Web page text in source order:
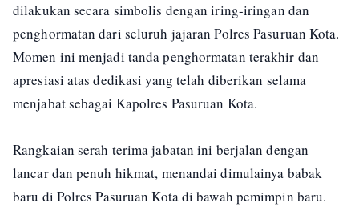
dilakukan secara simbolis dengan iring-iringan dan
penghormatan dari seluruh jajaran Polres Pasuruan Kota.
Momen ini menjadi tanda penghormatan terakhir dan
apresiasi atas dedikasi yang telah diberikan selama
menjabat sebagai Kapolres Pasuruan Kota.
Rangkaian serah terima jabatan ini berjalan dengan
lancar dan penuh hikmat, menandai dimulainya babak
baru di Polres Pasuruan Kota di bawah pemimpin baru.